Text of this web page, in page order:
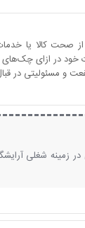
صحت کالا یا
در ازای چک‌های
و مسئولیتی در
در زمینه شغلی